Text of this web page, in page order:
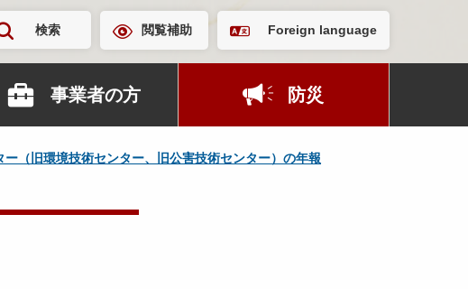
検索 閲覧補助 Foreign language
事業者の方 防災
ー（旧環境技術センター、旧公害技術センター）の年報